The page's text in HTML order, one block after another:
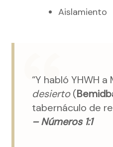
Aislamiento
“Y habló YHWH a
desierto(
tabernáculo de
– Números 1:1